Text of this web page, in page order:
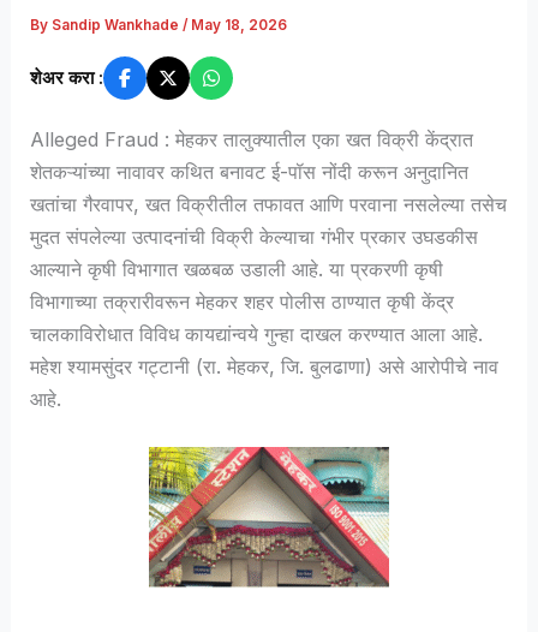
By Sandip Wankhade/ May 18, 2026
शेअर करा :
Alleged Fraud : मेहकर तालुक्यातील एका खत विक्री केंद्रात
शेतकऱ्यांच्या नावावर कथित बनावट ई-पॉस नोंदी करून अनुदानित
खतांचा गैरवापर, खत विक्रीतील तफावत आणि परवाना नसलेल्या तसेच
मुदत संपलेल्या उत्पादनांची विक्री केल्याचा गंभीर प्रकार उघडकीस
आल्याने कृषी विभागात खळबळ उडाली आहे. या प्रकरणी कृषी
विभागाच्या तक्रारीवरून मेहकर शहर पोलीस ठाण्यात कृषी केंद्र
चालकाविरोधात विविध कायद्यांन्वये गुन्हा दाखल करण्यात आला आहे.
महेश श्यामसुंदर गट्टानी (रा. मेहकर, जि. बुलढाणा) असे आरोपीचे नाव
आहे.